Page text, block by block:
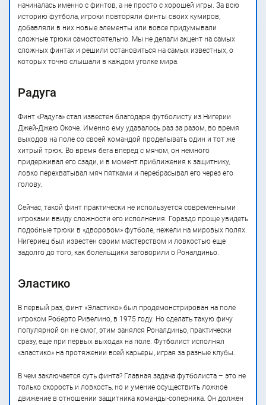
начиналась именно с финтов, а не просто с хорошей игры. За всю
историю футбола, игроки повторяли финты своих кумиров,
добавляли в них новые элементы или вовсе придумывали
сложные трюки самостоятельно. Мы не делали акцент на самых
сложных финтах и решили остановиться на самых известных, о
которых точно слышали в каждом уголке мира.
Радуга
Финт «Радуга» стал известен благодаря футболисту из Нигерии
Джей-Джею Окоче. Именно ему удавалось раз за разом, во время
выходов на поле со своей командой проделывать один и тот же
хитрый трюк. Во время бега вперед с мячом, он немного
придерживал его сзади, и в момент приближения к защитнику,
ловко перехватывал мяч пятками и перебрасывал его через его
голову.
Сейчас, такой финт практически не используется современными
игроками ввиду сложности его исполнения. Гораздо проще увидеть
подобные трюки в «дворовом» футболе, нежели на мировых полях.
Нигериец был известен своим мастерством и ловкостью еще
задолго до того, как болельщики заговорили о Роналдиньо.
Эластико
В первый раз, финт «Эластико» был продемонстрирован на поле
игроком Роберто Ривелино, в 1975 году. Но сделать такую фичу
популярной он не смог, этим занялся Роналдиньо, практически
сразу, еще при первых выходах на поле. Футболист исполнял
«эластико» на протяжении всей карьеры, играя за разные клубы.
В чем заключается суть финта? Главная задача футболиста – это не
только скорость и ловкость, но и умение осуществить ложное
движение в отношении защитника команды-соперника. Он должен